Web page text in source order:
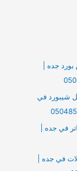
جده |
شيبورد في
في جده |
في جده |